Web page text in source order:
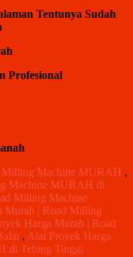
Tentunya Sudah
Profesional
Milling Machine MURAH ,
Machine MURAH di
Milling Machine
Murah | Road Milling
Harga Murah | Road
, Alat Proyek Harga
di Tebing Tinggi